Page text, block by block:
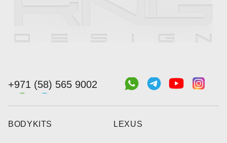
+971 (58) 565 9002
BODYKITS LEXUS